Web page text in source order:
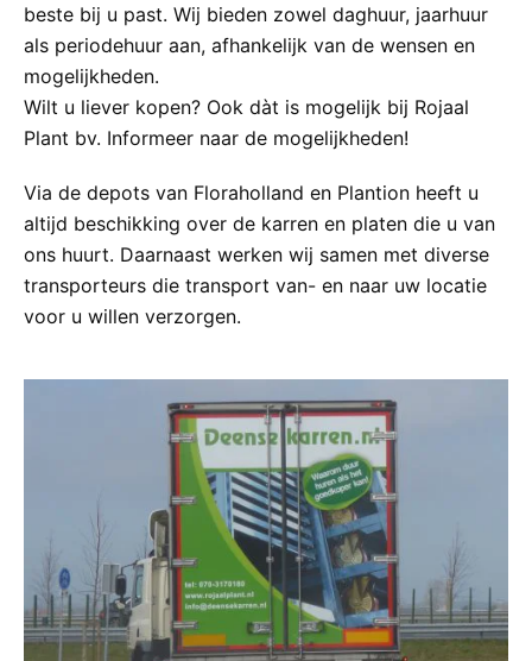
beste bij u past. Wij bieden zowel daghuur, jaarhuur
als periodehuur aan, afhankelijk van de wensen en
mogelijkheden.
Wilt u liever kopen? Ook dàt is mogelijk bij Rojaal
Plant bv. Informeer naar de mogelijkheden!
Via de depots van Floraholland en Plantion heeft u
altijd beschikking over de karren en platen die u van
ons huurt. Daarnaast werken wij samen met diverse
transporteurs die transport van- en naar uw locatie
voor u willen verzorgen.